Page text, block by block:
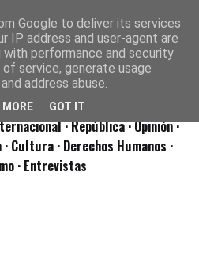
· República· Opinión·
Cultura · Derechos Humanos ·
·Entrevistas
Google to deliver its services
IP address and user-agent are
with performance and security
service, generate usage
address abuse.
MORE GOT IT